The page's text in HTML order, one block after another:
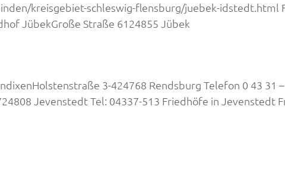
kreisgebiet-schleswig-flensburg/juebek-idstedt.html
JübekGroße Straße 6124855 Jübek
3-424768 Rendsburg Telefon 0 43 31
Jevenstedt Tel: 04337-513 Friedhöfe in Jevenstedt